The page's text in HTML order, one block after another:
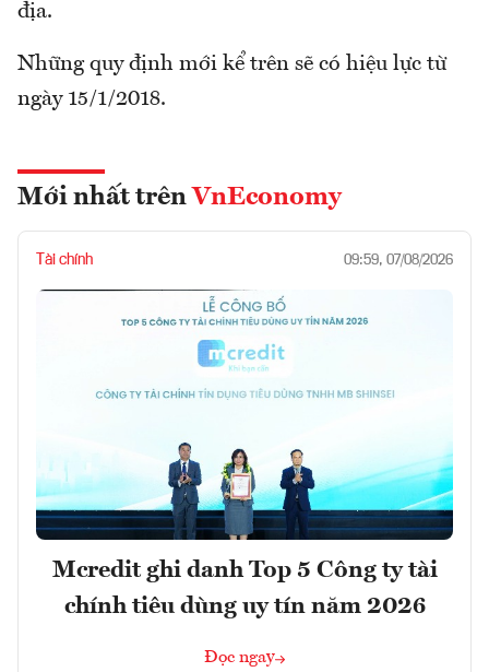
địa.
Những quy định mới kể trên sẽ có hiệu lực từ
ngày 15/1/2018.
Mới nhất trên VnEconomy
Tài chính 09:59, 07/08/2026
Mcredit ghi danh Top 5 Công ty tài
chính tiêu dùng uy tín năm 2026
Đọc ngay